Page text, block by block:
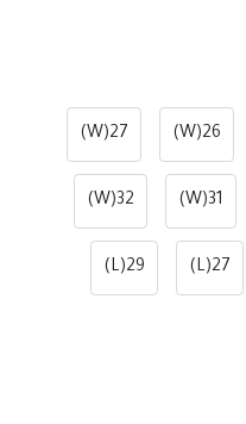
26(W)
27(W)
31(W)
32(W)
27(L)
29(L)